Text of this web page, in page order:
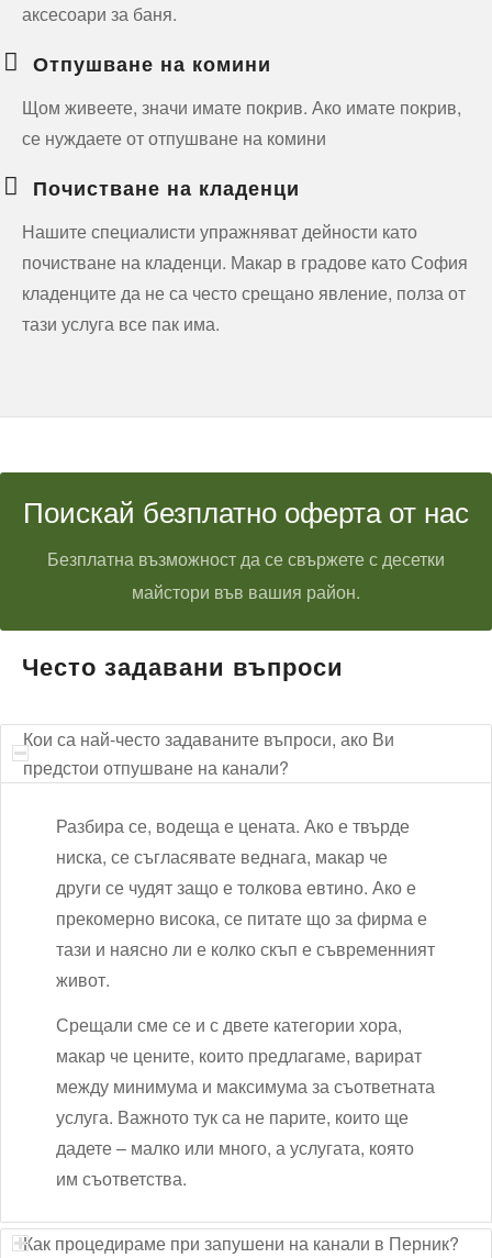
аксесоари за баня.
Отпушване на комини
Щом живеете, значи имате покрив. Ако имате покрив,
се нуждаете от отпушване на комини
Почистване на кладенци
Нашите специалисти упражняват дейности като
почистване на кладенци. Макар в градове като София
кладенците да не са често срещано явление, полза от
тази услуга все пак има.
Поискай безплатно оферта от нас
Безплатна възможност да се свържете с десетки
майстори във вашия район.
Често задавани въпроси
Кои са най-често задаваните въпроси, ако Ви
предстои отпушване на канали?
Разбира се, водеща е цената. Ако е твърде
ниска, се съгласявате веднага, макар че
други се чудят защо е толкова евтино. Ако е
прекомерно висока, се питате що за фирма е
тази и наясно ли е колко скъп е съвременният
живот.
Срещали сме се и с двете категории хора,
макар че цените, които предлагаме, варират
между минимума и максимума за съответната
услуга. Важното тук са не парите, които ще
дадете – малко или много, а услугата, която
им съответства.
Как процедираме при запушени на канали в Перник?